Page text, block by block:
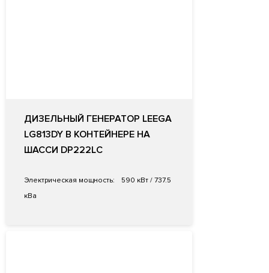
ДИЗЕЛЬНЫЙ ГЕНЕРАТОР LEEGA
LG813DY В КОНТЕЙНЕРЕ НА
ШАССИ DP222LC
Электрическая мощность:
590 кВт / 737.5
кВа